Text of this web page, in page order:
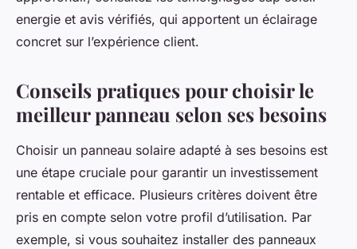
energie et avis vérifiés, qui apportent un éclairage
concret sur l’expérience client.
Conseils pratiques pour choisir le
meilleur panneau selon ses besoins
Choisir un panneau solaire adapté à ses besoins est
une étape cruciale pour garantir un investissement
rentable et efficace. Plusieurs critères doivent être
pris en compte selon votre profil d’utilisation. Par
exemple, si vous souhaitez installer des panneaux